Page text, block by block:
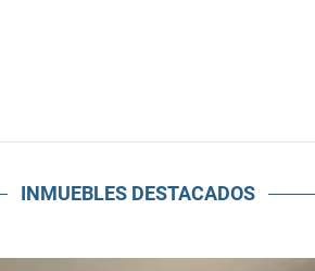
INMUEBLES DESTACADOS